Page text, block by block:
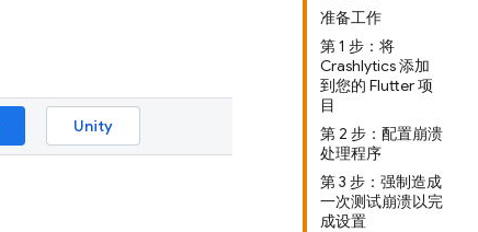
准备工作
第 1 步：将
Crashlytics 添加
到您的 Flutter 项
目
第 2 步：配置崩溃
处理程序
第 3 步：强制造成
一次测试崩溃以完
成设置
Unity